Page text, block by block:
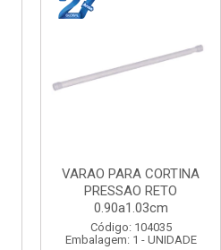
VARAO PARA CORTINA
PRESSAO RETO
1.05a1.18cm
Código: 104043
Embalagem: 1 - UNIDADE